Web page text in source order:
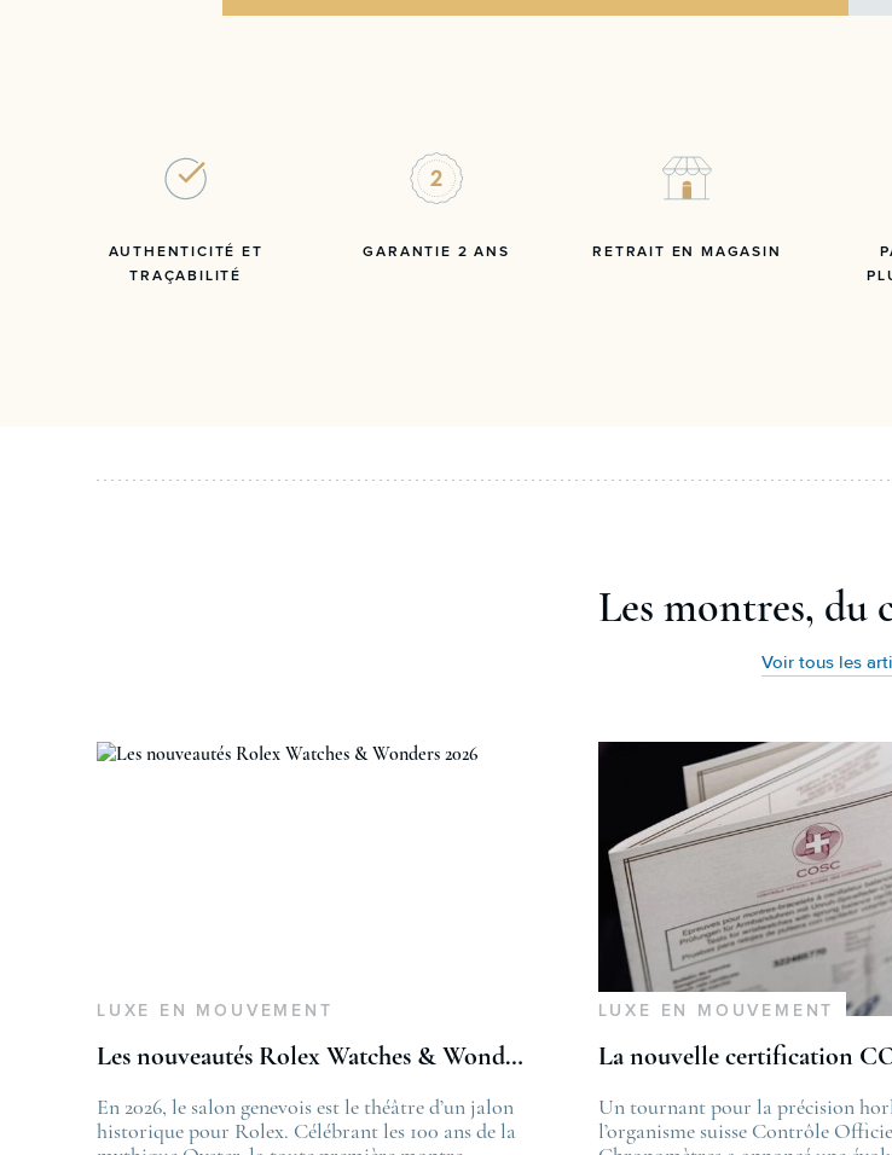
AUTHENTICITÉ ET
TRAÇABILITÉ
GARANTIE 2 ANS RETRAIT EN MAGASIN
Les montres, du
Voir tous les
LUXE EN MOUVEMENT
Les nouveautés Rolex Watches & Wonders 2026
En 2026, le salon genevois est le théâtre d’un jalon
historique pour Rolex. Célébrant les 100 ans de la
Les nouveautés Rolex Watches & Wonders
LUXE EN MOUVEMENT
La nouvelle certification
Un tournant pour la précision
l’organisme suisse Contrôle